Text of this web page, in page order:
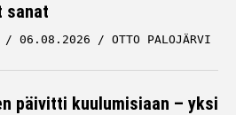
sanat
06.08.2026 OTTO PALOJÄRVI
päivitti kuulumisiaan – yksi